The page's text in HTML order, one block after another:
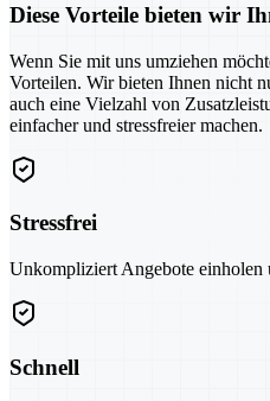
Diese Vorteile bieten wir
Wenn Sie mit uns umziehen
Vorteilen. Wir bieten Ihnen nicht
auch eine Vielzahl von
einfacher und stressfreier machen.
Stressfrei
Unkompliziert Angebote einholen
Schnell